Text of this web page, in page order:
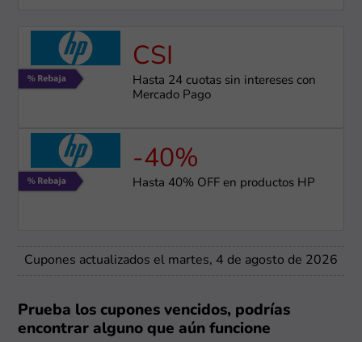
CSI
Hasta 24 cuotas sin intereses con
Mercado Pago
-40%
Hasta 40% OFF en productos HP
Cupones actualizados el martes, 4 de agosto de 2026
Prueba los cupones vencidos, podrías
encontrar alguno que aún funcione